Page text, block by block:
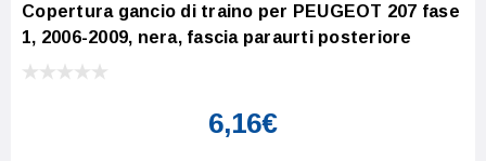
Copertura gancio di traino per PEUGEOT 207 fase
1, 2006-2009, nera, fascia paraurti posteriore
6,16€